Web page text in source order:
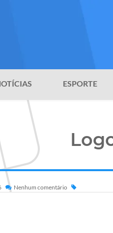
ESPORTE
Nenhum comentário